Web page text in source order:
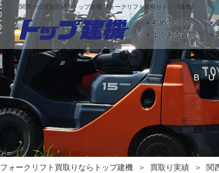
関西一の買取実績、トップ建機 フォークリフト買取りトップ建機
初めての方へ
よくある質問
フォークリフト買取りならトップ建機 買取り実績 関